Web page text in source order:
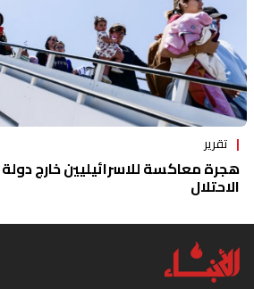
تقرير
هجرة معاكسة للاسرائيليين خارج دولة
الاحتلال